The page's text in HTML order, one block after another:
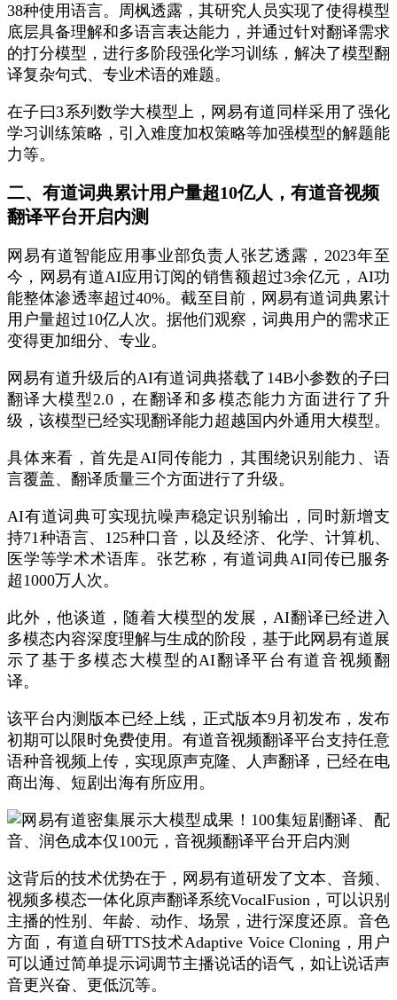
38种使用语言。周枫透露，其研究人员实现了使得模型
底层具备理解和多语言表达能力，并通过针对翻译需求
的打分模型，进行多阶段强化学习训练，解决了模型翻
译复杂句式、专业术语的难题。
在子曰3系列数学大模型上，网易有道同样采用了强化
学习训练策略，引入难度加权策略等加强模型的解题能
力等。
二、有道词典累计用户量超10亿人，有道音视频
翻译平台开启内测
网易有道智能应用事业部负责人张艺透露，2023年至
今，网易有道AI应用订阅的销售额超过3余亿元，AI功
能整体渗透率超过40%。截至目前，网易有道词典累计
用户量超过10亿人次。据他们观察，词典用户的需求正
变得更加细分、专业。
网易有道升级后的AI有道词典搭载了14B小参数的子曰
翻译大模型2.0，在翻译和多模态能力方面进行了升
级，该模型已经实现翻译能力超越国内外通用大模型。
具体来看，首先是AI同传能力，其围绕识别能力、语
言覆盖、翻译质量三个方面进行了升级。
AI有道词典可实现抗噪声稳定识别输出，同时新增支
持71种语言、125种口音，以及经济、化学、计算机、
医学等学术术语库。张艺称，有道词典AI同传已服务
超1000万人次。
此外，他谈道，随着大模型的发展，AI翻译已经进入
多模态内容深度理解与生成的阶段，基于此网易有道展
示了基于多模态大模型的AI翻译平台有道音视频翻
译。
该平台内测版本已经上线，正式版本9月初发布，发布
初期可以限时免费使用。有道音视频翻译平台支持任意
语种音视频上传，实现原声克隆、人声翻译，已经在电
商出海、短剧出海有所应用。
这背后的技术优势在于，网易有道研发了文本、音频、
视频多模态一体化原声翻译系统VocalFusion，可以识别
主播的性别、年龄、动作、场景，进行深度还原。音色
方面，有道自研TTS技术Adaptive Voice Cloning，用户
可以通过简单提示词调节主播说话的语气，如让说话声
音更兴奋、更低沉等。